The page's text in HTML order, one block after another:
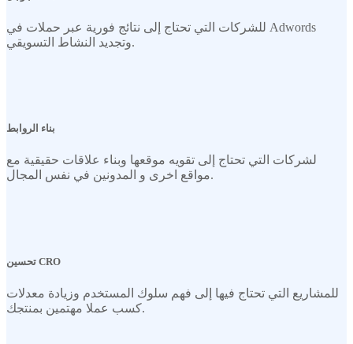
للشركات التي تحتاج إلى نتائج فورية عبر حملات في Adwords
وتجديد النشاط التسويقي.
بناء الروابط
لشركات التي تحتاج إلى تقويه موقعها وبناء علاقات حقيقية مع
مواقع اخرى و المدونين في نفس المجال.
تحسين CRO
للمشاريع التي تحتاج فيها إلى فهم سلوك المستخدم وزيادة معدلات
كسب عملا مهتمين بمنتجك.